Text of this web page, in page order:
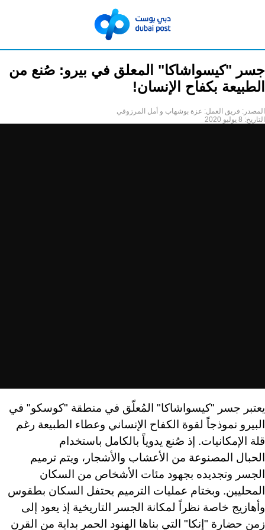
جسر "كيسواشاكا" المعلق في بيرو: صُنع من
الطبيعة بكفاح الإنسان!
المصدر: فريق العمل: عزة بوشهاب و أمل المرزوقي
التاريخ: 8 يوليو 2020
يعتبر جسر "كيسواشاكا" المُعلّق في منطقة "كوسكو" في
البيرو نموذجاً لقوة الكفاح الإنساني وعطاء الطبيعة رغم
قلة الإمكانيات. إذ صُنع يدوياً بالكامل باستخدام
الحبال المصنوعة من الأعشاب والأشجار، ويتم ترميم
الجسر وتجديده بجهود مئات الأشخاص من السكان
المحليين. وبختام عمليات الترميم يحتفل السكان بطقوس
وأهازيج خاصة نظراً لمكانة الجسر التاريخية إذ يعود إلى
زمن حضارة "إنكا" التي بناها الهنود الحمر بداية من القرن